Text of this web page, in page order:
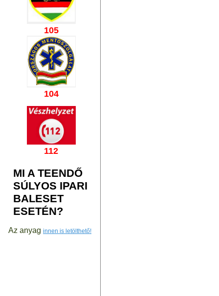
105
104
112
MI A TEENDŐ
SÚLYOS IPARI
BALESET
ESETÉN?
Az anyag innen is letölthető!